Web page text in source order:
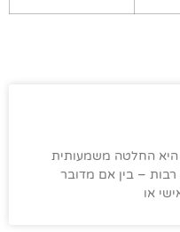
600 אלף שקל היא החלטה משמעותית
רבות – בין אם מדובר
או